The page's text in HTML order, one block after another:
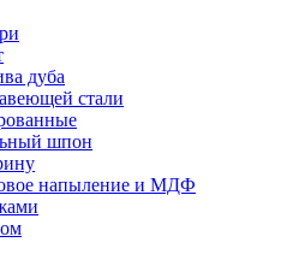
дуба
стали
шпон
напыление и МДФ